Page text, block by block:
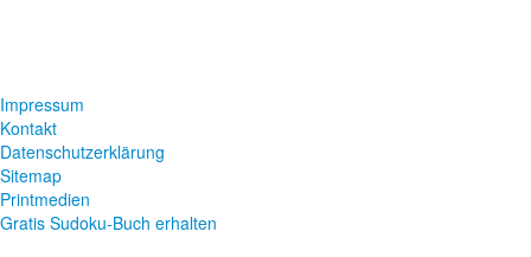
Impressum
Kontakt
Datenschutzerklärung
Sitemap
Printmedien
Gratis Sudoku-Buch erhalten